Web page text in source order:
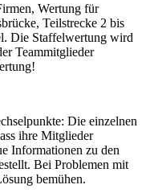
Wertung für
Teilstrecke 2 bis
Die Staffelwertung wird
Teammitglieder
Die einzelnen
ihre Mitglieder
Informationen zu den
Bei Problemen mit
bemühen.